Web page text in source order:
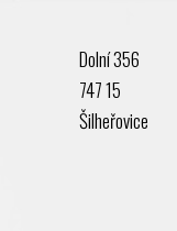
Dolní 356
747 15
Šilheřovice